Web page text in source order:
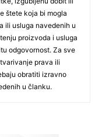
štete koja bi mogla
ili usluga navedenih u
proizvoda i usluga
odgovornost. Za sve
prava ili
obratiti izravno
u članku.